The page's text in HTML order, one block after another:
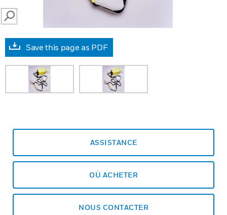
SEARCH
Save this page as PDF
ASSISTANCE
OÙ ACHETER
NOUS CONTACTER